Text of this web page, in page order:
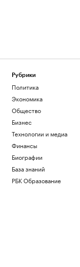
Рубрики
Политика
Экономика
Общество
Бизнес
Технологии и медиа
Финансы
Биографии
База знаний
РБК Образование